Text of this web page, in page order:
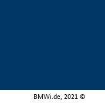
BMWi.de, 2021 ©